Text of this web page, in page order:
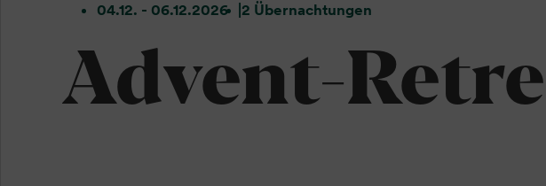
04.12. - 06.12.2026 2 Übernachtungen
Advent-